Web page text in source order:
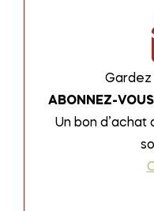
Gardez
ABONNEZ-
Un bon